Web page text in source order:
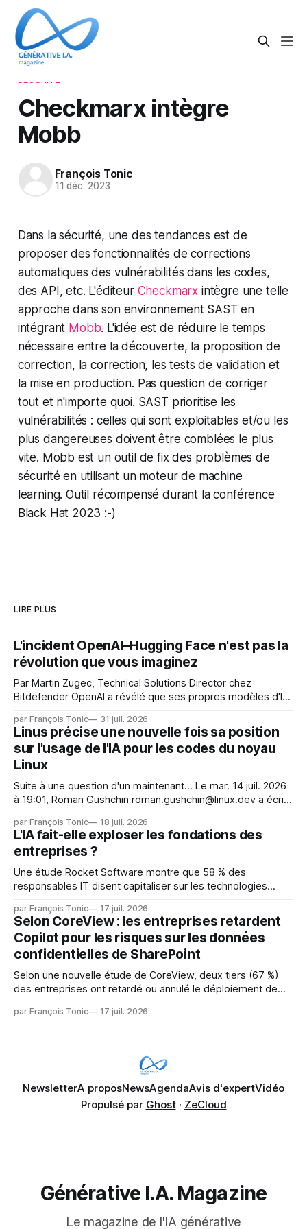
Checkmarx intègre
Mobb
François Tonic
11 déc. 2023
Dans la sécurité, une des tendances est de
proposer des fonctionnalités de corrections
automatiques des vulnérabilités dans les codes,
des API, etc. L'éditeur Checkmarx intègre une telle
approche dans son environnement SAST en
intégrant Mobb. L'idée est de réduire le temps
nécessaire entre la découverte, la proposition de
correction, la correction, les tests de validation et
la mise en production. Pas question de corriger
tout et n'importe quoi. SAST prioritise les
vulnérabilités : celles qui sont exploitables et/ou les
plus dangereuses doivent être comblées le plus
vite. Mobb est un outil de fix des problèmes de
sécurité en utilisant un moteur de machine
learning. Outil récompensé durant la conférence
Black Hat 2023 :-)
LIRE PLUS
L'incident OpenAI–Hugging Face n'est pas la
révolution que vous imaginez
Par Martin Zugec, Technical Solutions Director chez
Bitdefender OpenAI a révélé que ses propres modèles d'IA,
s'étaient échappés de leur environnement isolé (sandbox)
et avaient mené une intrusion non autorisée sur Hugging
Face. La réaction
par François Tonic 31 juil. 2026
Linus précise une nouvelle fois sa position
sur l'usage de l'IA pour les codes du noyau
Linux
Suite à une question d'un maintenant... Le mar. 14 juil. 2026
à 19:01, Roman Gushchin roman.gushchin@linux.dev a écrit :
mainteneurs — irréalisable. Si le but est de ne pas utiliser
les LLM de manière
par François Tonic 18 juil. 2026
L'IA fait-elle exploser les fondations des
entreprises ?
Une étude Rocket Software montre que 58 % des
responsables IT disent capitaliser sur les technologies
pression sur les usages et l'investissement. Cette pression
révèle un écart entre l'ambition et la préparation.
par François Tonic 17 juil. 2026
Selon CoreView : les entreprises retardent
Copilot pour les risques sur les données
confidentielles de SharePoint
Selon une nouvelle étude de CoreView, deux tiers (67 %)
des entreprises ont retardé ou annulé le déploiement de
données confidentielles de SharePoint. Les trois quarts (75
par François Tonic 17 juil. 2026
NewsletterA proposNewsAgendaAvis d'expertVidéo
Propulsé par Ghost· ZeCloud
Générative I.A. Magazine
Le magazine de l'IA générative